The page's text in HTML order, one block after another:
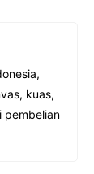
kuas,
pembelian